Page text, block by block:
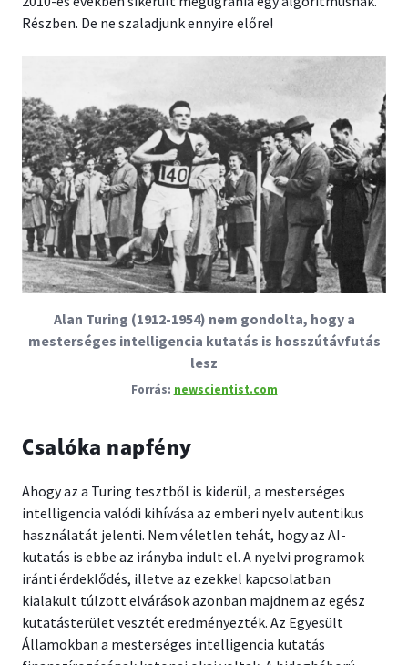
Részben. De ne szaladjunk ennyire előre!
Alan Turing (1912-1954) nem gondolta, hogy a
mesterséges intelligencia kutatás is hosszútávfutás
lesz
newscientist.com
Csalóka napfény
Ahogy az a Turing tesztből is kiderül, a mesterséges
intelligencia valódi kihívása az emberi nyelv autentikus
használatát jelenti. Nem véletlen tehát, hogy az AI-
kutatás is ebbe az irányba indult el. A nyelvi programok
iránti érdeklődés, illetve az ezekkel kapcsolatban
kialakult túlzott elvárások azonban majdnem az egész
kutatásterület vesztét eredményezték. Az Egyesült
Államokban a mesterséges intelligencia kutatás